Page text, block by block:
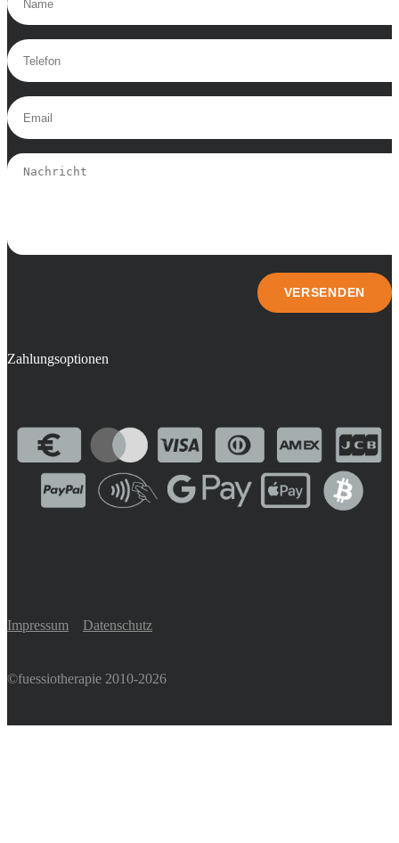
Zahlungsoptionen
©fuessiotherapie 2010-2026
Impressum Datenschutz